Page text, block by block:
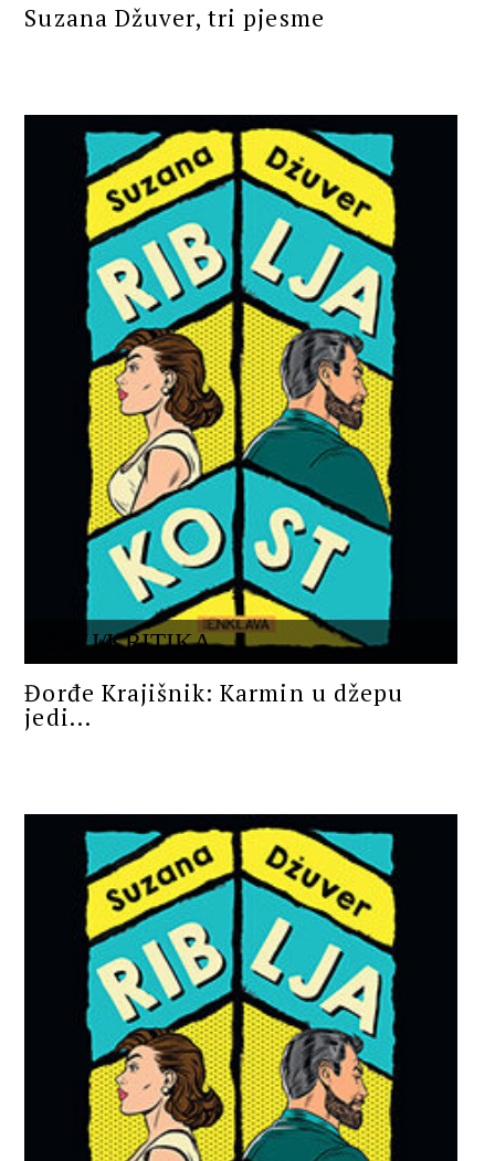
Suzana Džuver, tri pjesme
ESEJ/KRITIKA
Đorđe Krajišnik: Karmin u džepu
jedi...